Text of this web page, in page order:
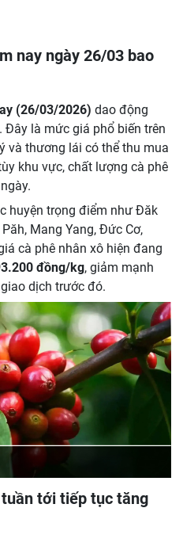
nay ngày 26/03 bao
(26/03/2026) dao động
. Đây là mức giá phổ biến trên
và thương lái có thể thu mua
khu vực, chất lượng cà phê
huyện trọng điểm như Đăk
Mang Yang, Đức Cơ,
cà phê nhân xô hiện đang
đồng/kg, giảm mạnh
dịch trước đó.
tới tiếp tục tăng